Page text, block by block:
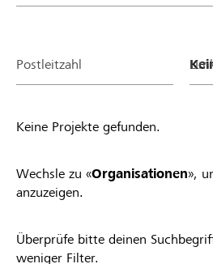
Postleitzahl
Keine Projekte gefunden.
Wechsle zu «Organisationen»,
anzuzeigen.
Überprüfe bitte deinen
weniger Filter.